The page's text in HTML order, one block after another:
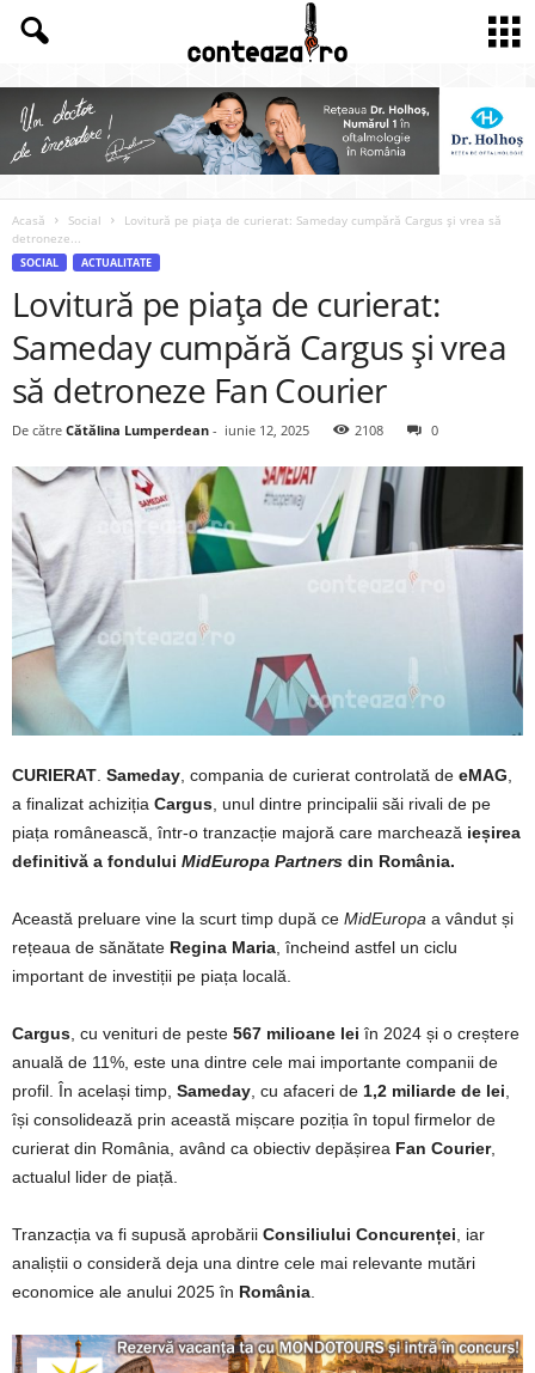
Acasă Social
Lovitură pe piața de curierat: Sameday cumpără Cargus și vrea să
detroneze...
SOCIAL ACTUALITATE
Lovitură pe piața de curierat:
Sameday cumpără Cargus și vrea
să detroneze Fan Courier
De către Cătălina Lumperdean - iunie 12, 2025 2108 0
CURIERAT Sameday , compania de curierat controlată de eMAG
a finalizat achiziția Cargus , unul dintre principalii săi rivali de pe
piața românească, într-o tranzacție majoră care marchează ieșirea
definitivă a fondului MidEuropa Partners din România.
Această preluare vine la scurt timp după ce MidEuropa a vândut și
rețeaua de sănătate Regina Maria , încheind astfel un ciclu
important de investiții pe piața locală.
Cargus , cu venituri de peste 567 milioane lei în 2024 și o creștere
anuală de 11%, este una dintre cele mai importante companii de
profil. În același timp, Sameday , cu afaceri de 1,2 miliarde de lei
își consolidează prin această mișcare poziția în topul firmelor de
curierat din România, având ca obiectiv depășirea Fan Courier,
actualul lider de piață.
Tranzacția va fi supusă aprobării Consiliului Concurenței , iar
analiștii o consideră deja una dintre cele mai relevante mutări
economice ale anului 2025 în România